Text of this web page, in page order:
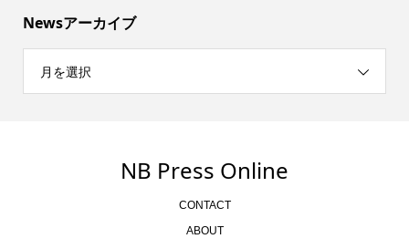
Newsアーカイブ
月を選択
NB Press Online
CONTACT
ABOUT